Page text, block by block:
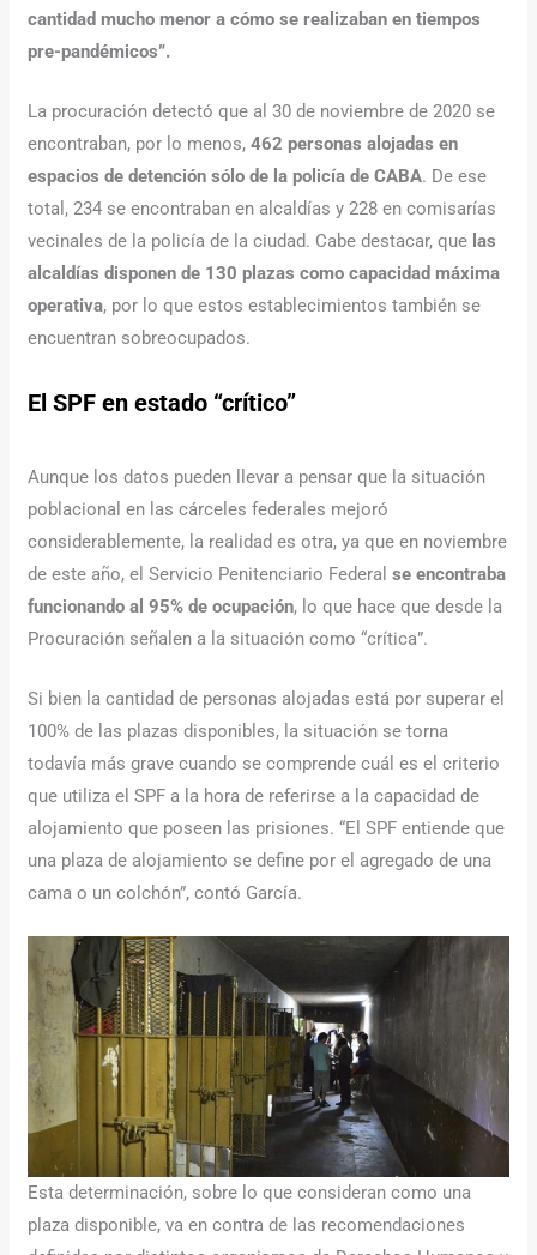
cantidad mucho menor a cómo se realizaban en tiempos
pre-pandémicos”.
La procuración detectó que al 30 de noviembre de 2020 se
encontraban, por lo menos,462 personas alojadas en
espacios de detención sólo de la policía de CABA. De ese
total, 234 se encontraban en alcaldías y 228 en comisarías
vecinales de la policía de la ciudad. Cabe destacar, que las
alcaldías disponen de 130 plazas como capacidad máxima
operativa, por lo que estos establecimientos también se
encuentran sobreocupados.
El SPF en estado “crítico”
Aunque los datos pueden llevar a pensar que la situación
poblacional en las cárceles federales mejoró
considerablemente, la realidad es otra, ya que en noviembre
de este año, el Servicio Penitenciario Federalse encontraba
funcionando al 95% de ocupación, lo que hace que desde la
Procuración señalen a la situación como “crítica”.
Si bien la cantidad de personas alojadas está por superar el
100% de las plazas disponibles, la situación se torna
todavía más grave cuando se comprende cuál es el criterio
que utiliza el SPF a la hora de referirse a la capacidad de
alojamiento que poseen las prisiones. “El SPF entiende que
una plaza de alojamiento se define por el agregado de una
cama o un colchón”, contó García.
Esta determinación, sobre lo que consideran como una
plaza disponible, va en contra de las recomendaciones